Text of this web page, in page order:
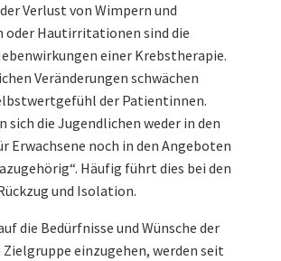
Verlust von Wimpern und
oder Hautirritationen sind die
einer Krebstherapie.
Veränderungen schwächen
der Patientinnen.
sich die Jugendlichen weder in den
Erwachsene noch in den Angeboten
Häufig führt dies bei den
und Isolation.
die Bedürfnisse und Wünsche der
einzugehen, werden seit